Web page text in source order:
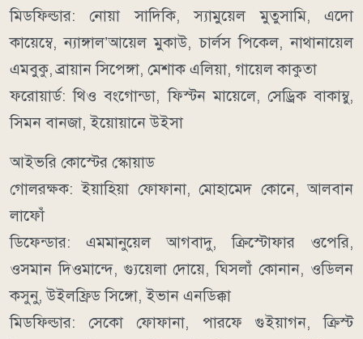
মিডফিল্ডার: নোয়া সাদিকি, স্যামুয়েল মুতুসামি, এদো
কায়েম্বে, ন্যাঙ্গাল’আয়েল মুকাউ, চার্লস পিকেল, নাথানায়েল
এমবুকু, ব্রায়ান সিপেঙ্গা, মেশাক এলিয়া, গায়েল কাকুতা
ফরোয়ার্ড: থিও বংগোন্ডা, ফিস্টন মায়েলে, সেড্রিক বাকাম্বু,
সিমন বানজা, ইয়োয়ানে উইসা
আইভরি কোস্টের স্কোয়াড
গোলরক্ষক: ইয়াহিয়া ফোফানা, মোহামেদ কোনে, আলবান
লাফোঁ
ডিফেন্ডার: এমমানুয়েল আগবাদু, ক্রিস্টোফার ওপেরি,
ওসমান দিওমান্দে, গ্যুয়েলা দোয়ে, ঘিসলাঁ কোনান, ওডিলন
কসুনু, উইলফ্রিড সিঙ্গো, ইভান এনডিক্কা
মিডফিল্ডার: সেকো ফোফানা, পারফে গুইয়াগন, ক্রিস্ট